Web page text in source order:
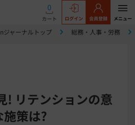
0
カート ログイン 会員登録 メニュー
ジャーナルトップ 総務・人事・労務
! リテンションの意
策は?